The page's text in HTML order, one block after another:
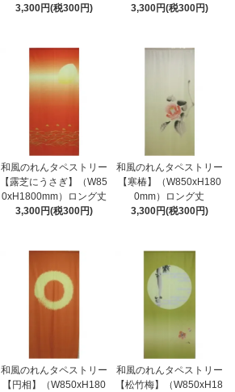
3,300円(税300円)
3,300円(税300円)
和風のれんタペストリー
【露芝にうさぎ】（W85
0xH1800mm）ロング丈
3,300円(税300円)
和風のれんタペストリー
【寒椿】（W850xH180
0mm）ロング丈
3,300円(税300円)
和風のれんタペストリー
【円相】（W850xH180
和風のれんタペストリー
【松竹梅】（W850xH18